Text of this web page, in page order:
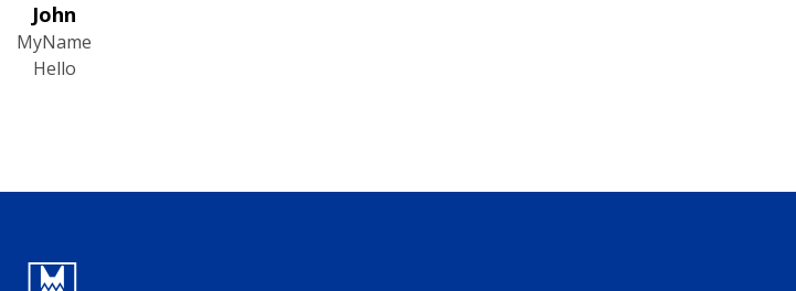
John
MyName
Hello